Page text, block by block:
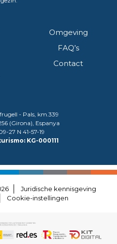
Omgeving
FAQ’s
Contact
- Pals, km.339
(Girona), Espanya
27 N 41-57-19
KG-000111
Juridische kennisgeving
Cookie-instellingen